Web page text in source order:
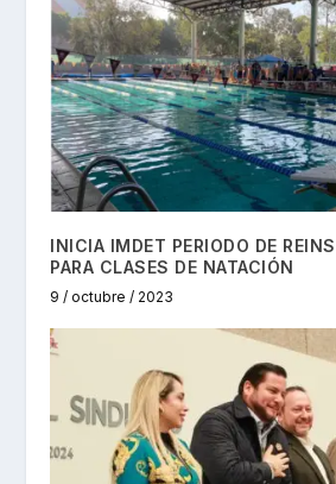
INICIA IMDET PERIODO DE
PARA CLASES DE NATACIÓN
9 / octubre / 2023